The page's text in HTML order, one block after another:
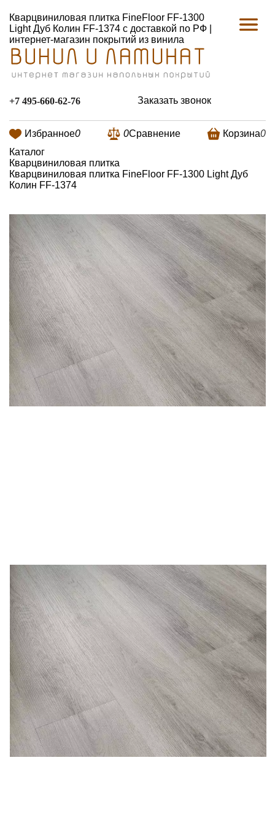
Кварцвиниловая плитка FineFloor FF-1300
Light Дуб Колин FF-1374 с доставкой по РФ |
интернет-магазин покрытий из винила
+7 495-660-62-76 Заказать звонок
Избранное0 0Сравнение Корзина0
Каталог
Кварцвиниловая плитка
Кварцвиниловая плитка FineFloor FF-1300 Light Дуб
Колин FF-1374